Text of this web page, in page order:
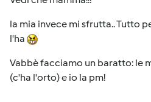
la mia invece mi sfrutta.. Tutto
l'ha
Vabbè facciamo un baratto: le
(c'ha l'orto) e io la pm!